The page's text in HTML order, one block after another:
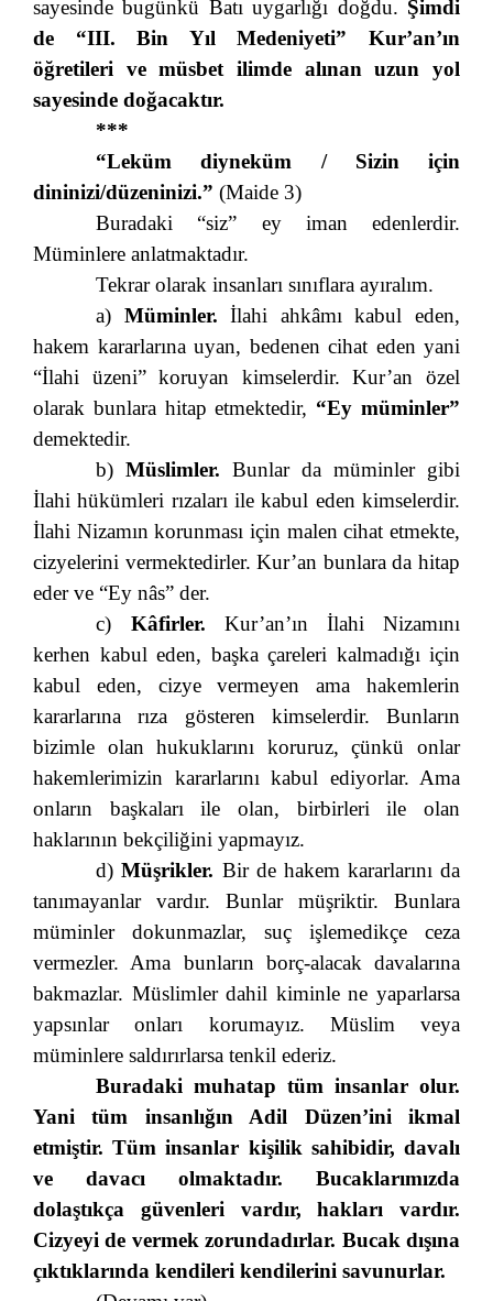
sayesinde bugünkü Batı uygarlığı doğdu. Şimdi
de “III. Bin Yıl Medeniyeti” Kur’an’ın
öğretileri ve müsbet ilimde alınan uzun yol
sayesinde doğacaktır.
***
“Leküm diyneküm / Sizin için
dininizi/düzeninizi.” (Maide 3)
Buradaki “siz” ey iman edenlerdir.
Müminlere anlatmaktadır.
Tekrar olarak insanları sınıflara ayıralım.
a) Müminler. İlahi ahkâmı kabul eden,
hakem kararlarına uyan, bedenen cihat eden yani
“İlahi üzeni” koruyan kimselerdir. Kur’an özel
olarak bunlara hitap etmektedir, “Ey müminler”
demektedir.
b)Müslimler. Bunlar da müminler gibi
İlahi hükümleri rızaları ile kabul eden kimselerdir.
İlahi Nizamın korunması için malen cihat etmekte,
cizyelerini vermektedirler. Kur’an bunlara da hitap
eder ve “Ey nâs” der.
c) Kâfirler. Kur’an’ın İlahi Nizamını
kerhen kabul eden, başka çareleri kalmadığı için
kabul eden, cizye vermeyen ama hakemlerin
kararlarına rıza gösteren kimselerdir. Bunların
bizimle olan hukuklarını koruruz, çünkü onlar
hakemlerimizin kararlarını kabul ediyorlar. Ama
onların başkaları ile olan, birbirleri ile olan
haklarının bekçiliğini yapmayız.
d)Müşrikler. Bir de hakem kararlarını da
tanımayanlar vardır. Bunlar müşriktir. Bunlara
müminler dokunmazlar, suç işlemedikçe ceza
vermezler. Ama bunların borç-alacak davalarına
bakmazlar. Müslimler dahil kiminle ne yaparlarsa
yapsınlar onları korumayız. Müslim veya
müminlere saldırırlarsa tenkil ederiz.
Buradaki muhatap tüm insanlar olur.
Yani tüm insanlığın Adil Düzen’ini ikmal
etmiştir. Tüm insanlar kişilik sahibidir, davalı
ve davacı olmaktadır. Bucaklarımızda
dolaştıkça güvenleri vardır, hakları vardır.
Cizyeyi de vermek zorundadırlar. Bucak dışına
çıktıklarında kendileri kendilerini savunurlar.